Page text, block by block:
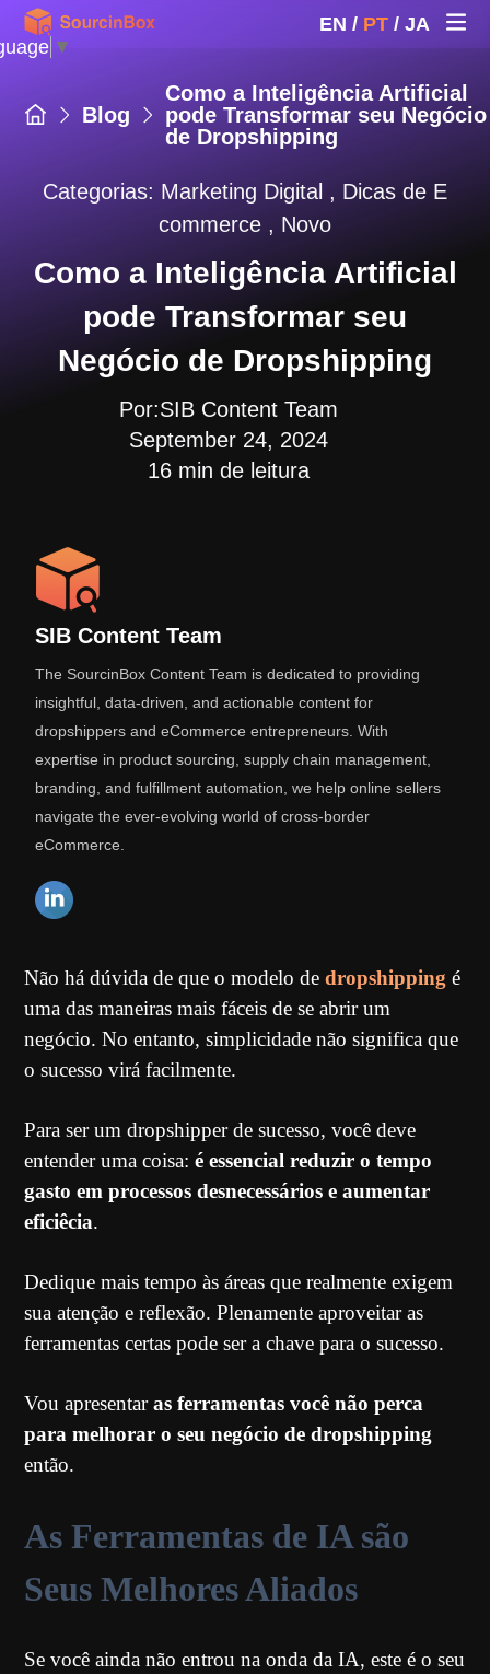
EN / PT / JA
Blog
Como a Inteligência Artificial
pode Transformar seu Negócio
de Dropshipping
Categorias: Marketing Digital , Dicas de E
commerce , Novo
Como a Inteligência Artificial
pode Transformar seu
Negócio de Dropshipping
Por:SIB Content Team
September 24, 2024
16 min de leitura
SIB Content Team
The SourcinBox Content Team is dedicated to providing
insightful, data-driven, and actionable content for
dropshippers and eCommerce entrepreneurs. With
expertise in product sourcing, supply chain management,
branding, and fulfillment automation, we help online sellers
navigate the ever-evolving world of cross-border
eCommerce.
Não há dúvida de que o modelo dedropshipping é
uma das maneiras mais fáceis de se abrir um
negócio. No entanto, simplicidade não significa que
o sucesso virá facilmente.
Para ser um dropshipper de sucesso, você deve
entender uma coisa:é essencial reduzir o tempo
gasto em processos desnecessários e aumentar
eficiêcia.
Dedique mais tempo às áreas que realmente exigem
sua atenção e reflexão. Plenamente aproveitar as
ferramentas certas pode ser a chave para o sucesso.
Vou apresentaras ferramentas você não perca
para melhorar o seu negócio de dropshipping
então.
As Ferramentas de IA são
Seus Melhores Aliados
Se você ainda não entrou na onda da IA, este é o seu
▼